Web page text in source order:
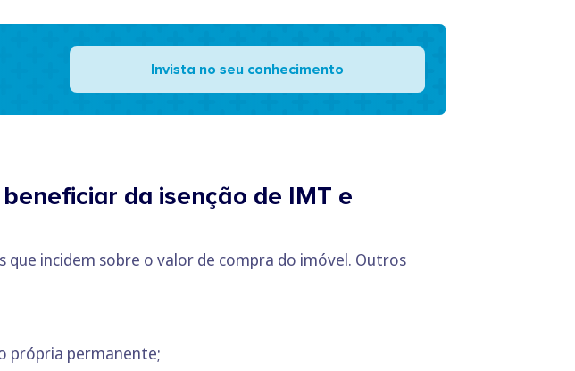
Invista no seu conhecimento
da isenção de IMT e
incidem sobre o valor de compra do imóvel. Outros
própria permanente;